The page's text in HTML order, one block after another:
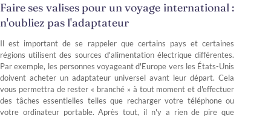
Faire ses valises pour un voyage international :
n'oubliez pas l'adaptateur
Il est important de se rappeler que certains pays et certaines
régions utilisent des sources d'alimentation électrique différentes.
Par exemple, les personnes voyageant d'Europe vers les États-Unis
doivent acheter un adaptateur universel avant leur départ. Cela
vous permettra de rester « branché » à tout moment et d'effectuer
des tâches essentielles telles que recharger votre téléphone ou
votre ordinateur portable. Après tout, il n'y a rien de pire que